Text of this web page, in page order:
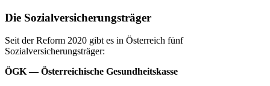
Die Sozialversicherungsträger
Seit der Reform 2020 gibt es in Österreich fünf
Sozialversicherungsträger:
ÖGK — Österreichische Gesundheitskasse